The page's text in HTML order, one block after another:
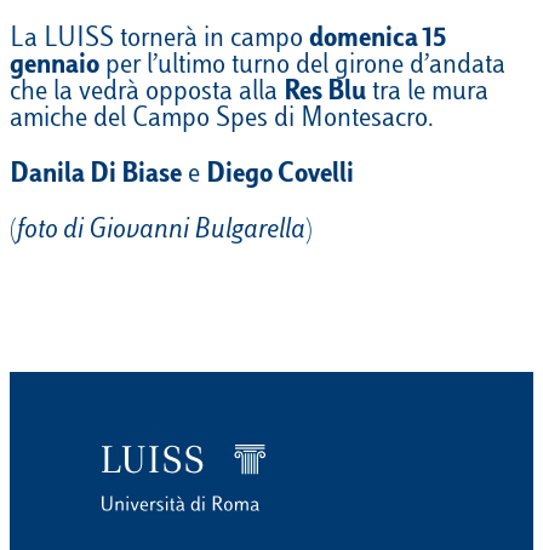
La LUISS tornerà in campo domenica 15
gennaio per l’ultimo turno del girone d’andata
che la vedrà opposta alla Res Blu tra le mura
amiche del Campo Spes di Montesacro.
Danila Di Biase e Diego Covelli
(foto di Giovanni Bulgarella)